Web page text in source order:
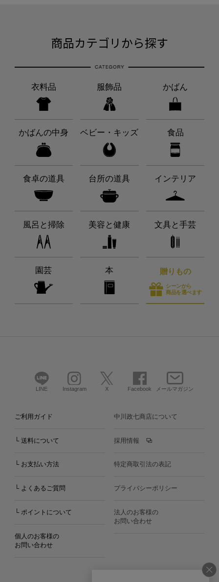
商品カテゴリから探す
衣料品 服飾品 かばん
かばんの中身 ベビー・キッズ 食品
食卓の道具 台所の道具 インテリア
風呂と掃除 美容と健康 文具と手芸
園芸 本 贈りもの
シーンから
商品を選べます
LINE Instagram X Facebook メールマガジン
ご利用ガイド
└ 送料について
└ お支払い方法
└ よくあるご質問
└ ポイントについて
個人のお客様の
お問い合わせ
中川政七商店について
採用情報
特定商取引法の表記
プライバシーポリシー
法人のお客様の
お問い合わせ